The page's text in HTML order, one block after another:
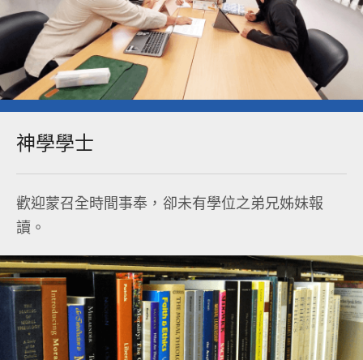
神學學士​
歡迎蒙召全時間事奉，卻未有學位之弟兄姊妹報
讀。